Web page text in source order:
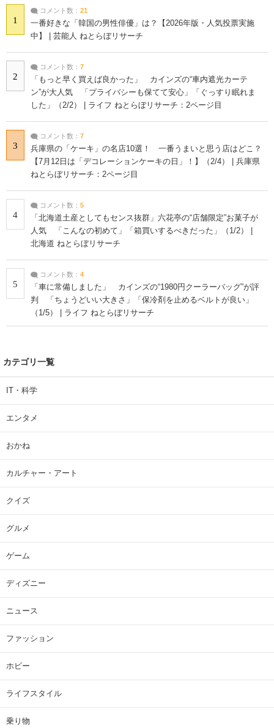
1
コメント数： 21
一番好きな「韓国の男性俳優」は？【2026年版・人気投票実施
中】 | 芸能人 ねとらぼリサーチ
2
コメント数： 7
「もっと早く買えば良かった」 カインズの“車内遮光カーテ
ン”が大人気 「プライバシーも保てて安心」「ぐっすり眠れま
した」（2/2） | ライフ ねとらぼリサーチ：2ページ目
3
コメント数： 7
兵庫県の「ケーキ」の名店10選！ 一番うまいと思う店はどこ？
【7月12日は「デコレーションケーキの日」！】（2/4） | 兵庫県
ねとらぼリサーチ：2ページ目
4
コメント数： 5
「北海道土産としてもセンス抜群」六花亭の“店舗限定”お菓子が
人気 「こんなの初めて」「箱買いするべきだった」（1/2） |
北海道 ねとらぼリサーチ
5
コメント数： 4
「車に常備しました」 カインズの“1980円クーラーバッグ”が評
判 「ちょうどいい大きさ」「保冷剤を止めるベルトが良い」
（1/5） | ライフ ねとらぼリサーチ
カテゴリ一覧
IT・科学
エンタメ
おかね
カルチャー・アート
クイズ
グルメ
ゲーム
ディズニー
ニュース
ファッション
ホビー
ライフスタイル
乗り物